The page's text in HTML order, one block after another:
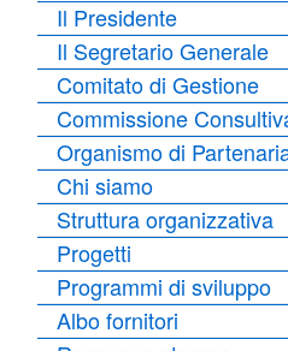
Il Presidente
Il Segretario Generale
Comitato di Gestione
Commissione
Organismo di
Chi siamo
Struttura organizzativa
Progetti
Programmi di sviluppo
Albo fornitori